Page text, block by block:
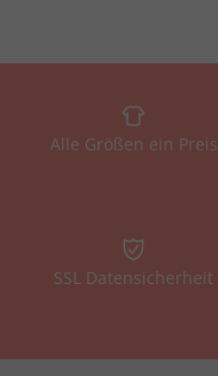
Alle Größen ein Preis
SSL Datensicherheit